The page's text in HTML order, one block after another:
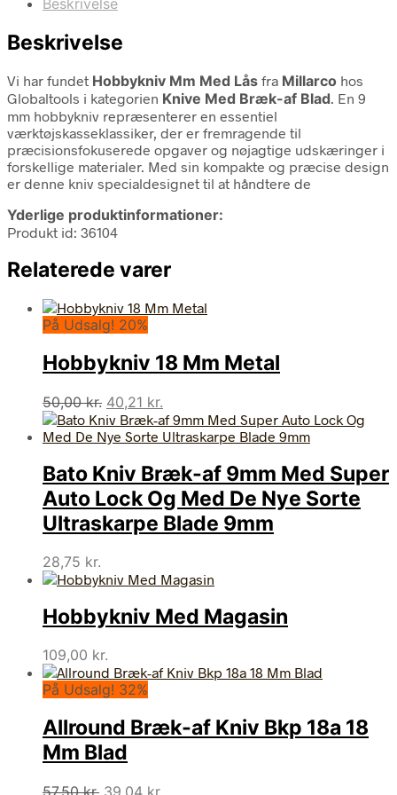
Beskrivelse
Beskrivelse
Vi har fundet Hobbykniv Mm Med Lås fra Millarco hos
Globaltools i kategorien Knive Med Bræk-af Blad. En 9
mm hobbykniv repræsenterer en essentiel
værktøjskasseklassiker, der er fremragende til
præcisionsfokuserede opgaver og nøjagtige udskæringer i
forskellige materialer. Med sin kompakte og præcise design
er denne kniv specialdesignet til at håndtere de
Yderlige produktinformationer:
Produkt id: 36104
Relaterede varer
På Udsalg! 20%
Hobbykniv 18 Mm Metal
50,00kr. Den
oprindelige
pris
50,00 kr..
40,21 kr.
aktuelle
pris
40,21 kr..
Bato Kniv Bræk-af 9mm Med Super
Auto Lock Og Med De Nye Sorte
Ultraskarpe Blade 9mm
28,75 kr.
Hobbykniv Med Magasin
109,00 kr.
På Udsalg! 32%
Allround Bræk-af Kniv Bkp 18a 18
Mm Blad
57,50kr. Den
39,04 kr.